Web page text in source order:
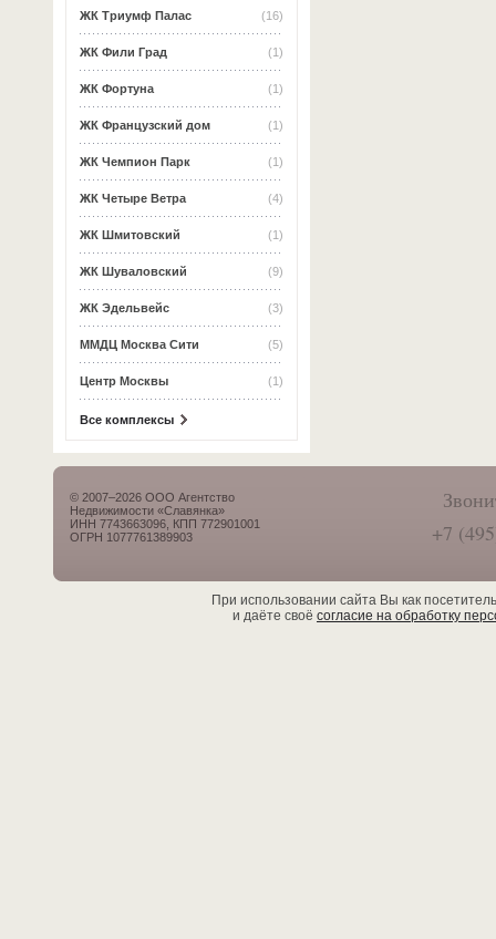
(16)
ЖК Триумф Палас
(1)
ЖК Фили Град
(1)
ЖК Фортуна
(1)
ЖК Французский дом
(1)
ЖК Чемпион Парк
(4)
ЖК Четыре Ветра
(1)
ЖК Шмитовский
(9)
ЖК Шуваловский
(3)
ЖК Эдельвейс
(5)
ММДЦ Москва Сити
(1)
Центр Москвы
Все комплексы
© 2007–2026 ООО Агентство
Недвижимости «Славянка»
ИНН 7743663096, КПП 772901001
ОГРН 1077761389903
+7
При использовании сайта Вы как
и даёте своё согласие на обработку